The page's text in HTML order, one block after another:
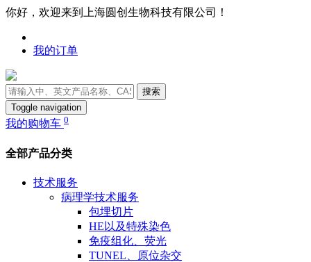
你好，欢迎来到上海圆创生物科技有限公司！
我的订单
搜索
Toggle navigation
我的购物车 0
全部产品分类
技术服务
病理学技术服务
包埋切片
HE以及特殊染色
免疫组化、荧光
TUNEL、原位杂交